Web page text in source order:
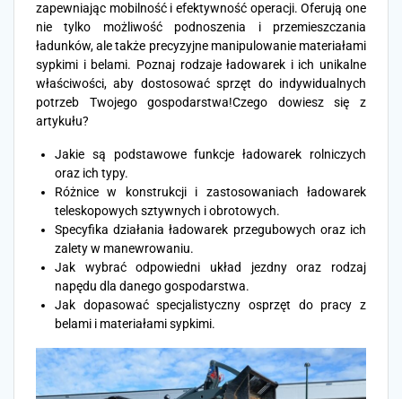
zapewniając mobilność i efektywność operacji. Oferują one
nie tylko możliwość podnoszenia i przemieszczania
ładunków, ale także precyzyjne manipulowanie materiałami
sypkimi i belami. Poznaj rodzaje ładowarek i ich unikalne
właściwości, aby dostosować sprzęt do indywidualnych
potrzeb Twojego gospodarstwa!Czego dowiesz się z
artykułu?
Jakie są podstawowe funkcje ładowarek rolniczych
oraz ich typy.
Różnice w konstrukcji i zastosowaniach ładowarek
teleskopowych sztywnych i obrotowych.
Specyfika działania ładowarek przegubowych oraz ich
zalety w manewrowaniu.
Jak wybrać odpowiedni układ jezdny oraz rodzaj
napędu dla danego gospodarstwa.
Jak dopasować specjalistyczny osprzęt do pracy z
belami i materiałami sypkimi.